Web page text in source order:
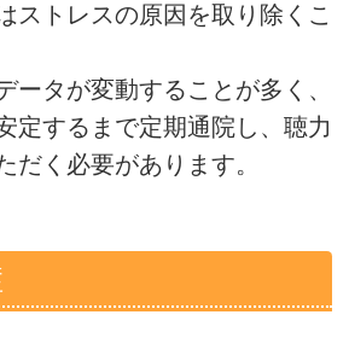
ストレスの原因を取り除くこ
ータが変動することが多く、
定するまで定期通院し、聴力
だく必要があります。